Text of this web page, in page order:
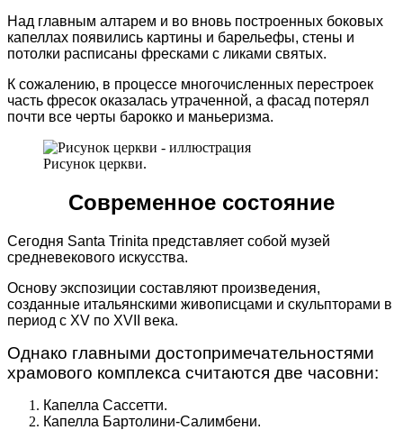
Над главным алтарем и во вновь построенных боковых
капеллах появились картины и барельефы, стены и
потолки расписаны фресками с ликами святых.
К сожалению, в процессе многочисленных перестроек
часть фресок оказалась утраченной, а фасад потерял
почти все черты барокко и маньеризма.
Рисунок церкви.
Современное состояние
Сегодня Santa Trinita представляет собой музей
средневекового искусства.
Основу экспозиции составляют произведения,
созданные итальянскими живописцами и скульпторами в
период с XV по XVII века.
Однако главными достопримечательностями
храмового комплекса считаются две часовни:
Капелла Сассетти.
Капелла Бартолини-Салимбени.